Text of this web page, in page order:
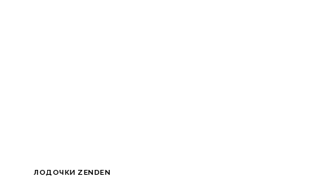
ЛОДОЧКИ ZENDEN